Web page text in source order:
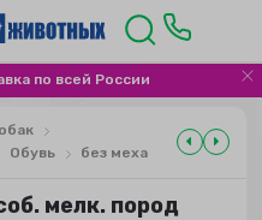
по всей России
Обувь без меха
мелк. пород